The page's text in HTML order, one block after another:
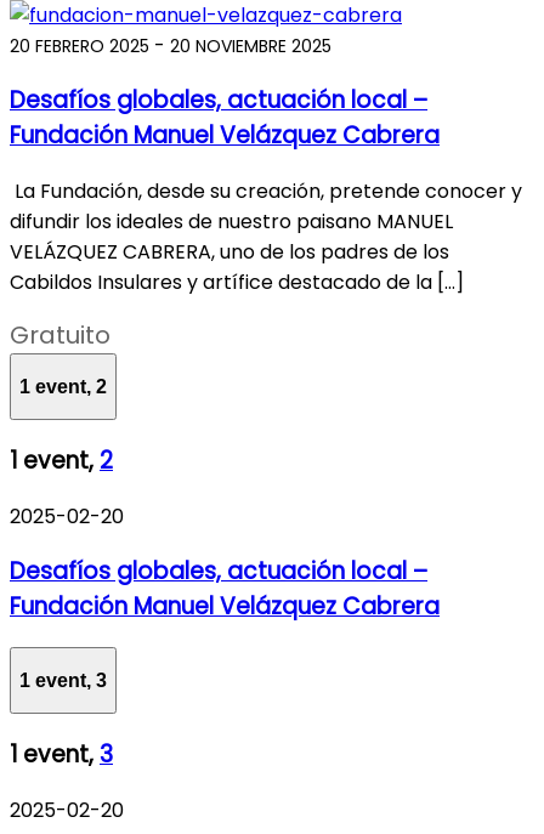
20 FEBRERO 2025 - 20 NOVIEMBRE 2025
Desafíos globales, actuación local –
Fundación Manuel Velázquez Cabrera
La Fundación, desde su creación, pretende conocer y
difundir los ideales de nuestro paisano MANUEL
VELÁZQUEZ CABRERA, uno de los padres de los
Cabildos Insulares y artífice destacado de la […]
Gratuito
1 event, 2
1 event, 2
2025-02-20
Desafíos globales, actuación local –
Fundación Manuel Velázquez Cabrera
1 event, 3
1 event,3
2025-02-20